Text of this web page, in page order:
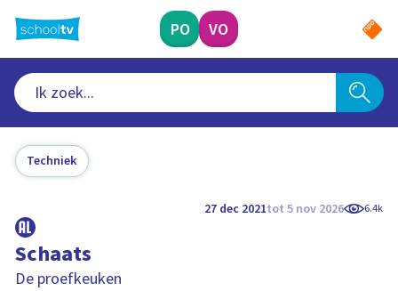
naar
hoofdinhoud
PO VO
Techniek
27 dec 2021tot 5 nov 2026 6.4k
Schaats
De proefkeuken